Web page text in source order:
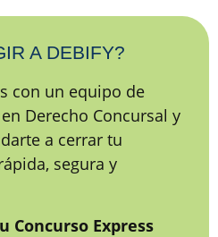
A DEBIFY?
con un equipo de
Derecho Concursal y
a cerrar tu
segura y
Concurso Express